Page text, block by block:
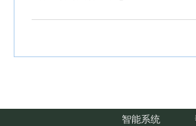
智能系统